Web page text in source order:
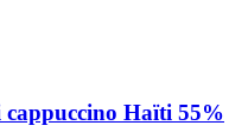
Haïti 55%